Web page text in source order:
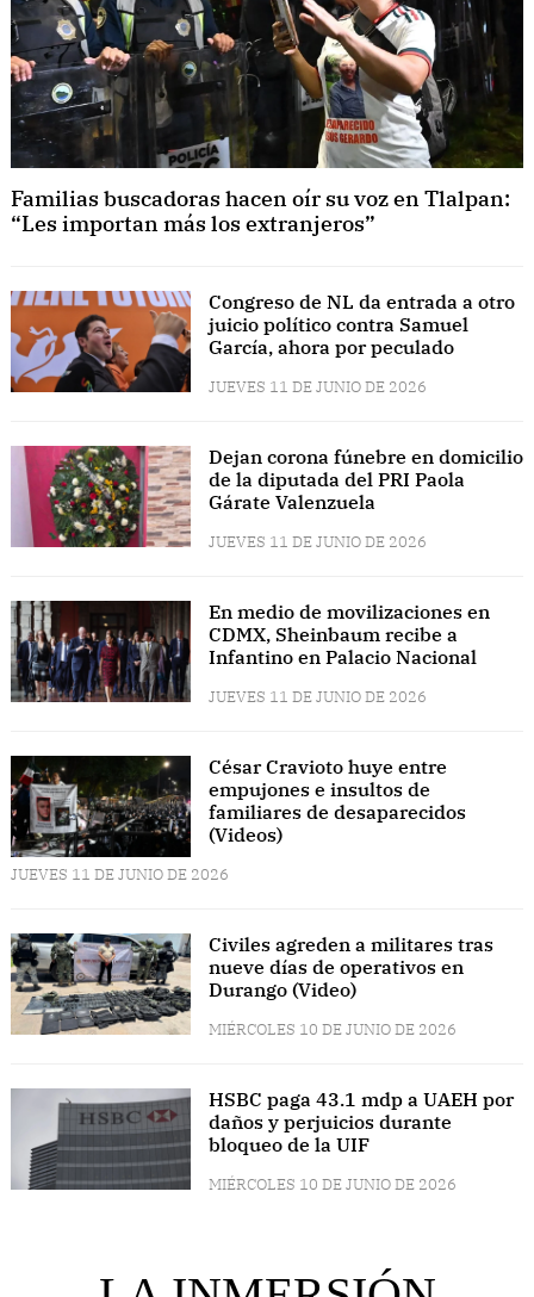
Familias buscadoras hacen oír su voz en Tlalpan:
“Les importan más los extranjeros”
Congreso de NL da entrada a otro
juicio político contra Samuel
García, ahora por peculado
JUEVES 11 DE JUNIO DE 2026
Dejan corona fúnebre en domicilio
de la diputada del PRI Paola
Gárate Valenzuela
JUEVES 11 DE JUNIO DE 2026
En medio de movilizaciones en
CDMX, Sheinbaum recibe a
Infantino en Palacio Nacional
JUEVES 11 DE JUNIO DE 2026
César Cravioto huye entre
empujones e insultos de
familiares de desaparecidos
(Videos)
JUEVES 11 DE JUNIO DE 2026
Civiles agreden a militares tras
nueve días de operativos en
Durango (Video)
MIÉRCOLES 10 DE JUNIO DE 2026
HSBC paga 43.1 mdp a UAEH por
daños y perjuicios durante
bloqueo de la UIF
MIÉRCOLES 10 DE JUNIO DE 2026